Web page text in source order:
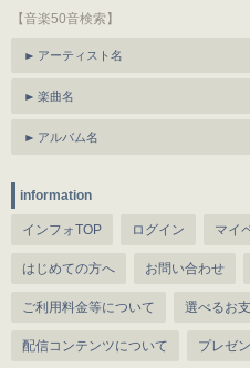
【音楽50音検索】
アーティスト名
楽曲名
アルバム名
information
インフォTOP ログイン マイ
はじめての方へ お問い合わせ
ご利用料金等について 選べるお
配信コンテンツについて プレゼ